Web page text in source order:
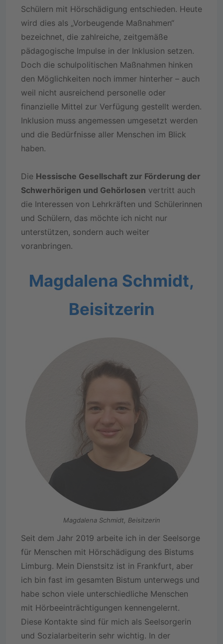
Schülern mit Hörschädigung entschieden. Heute
wird dies als „Vorbeugende Maßnahmen“
bezeichnet, die zahlreiche, zeitgemäße
pädagogische Impulse in der Inklusion setzen.
Doch die schulpolitischen Maßnahmen hinken
den Möglichkeiten noch immer hinterher – auch
weil nicht ausreichend personelle oder
finanzielle Mittel zur Verfügung gestellt werden.
Inklusion muss angemessen umgesetzt werden
und die Bedürfnisse aller Menschen im Blick
haben.
Die Hessische Gesellschaft zur Förderung der
Schwerhörigen und Gehörlosen vertritt auch
die Interessen von Lehrkräften und Schülerinnen
und Schülern, das möchte ich nicht nur
unterstützen, sondern auch weiter
voranbringen.
Magdalena Schmidt,
Beisitzerin
Magdalena Schmidt, Beisitzerin
Seit dem Jahr 2019 arbeite ich in der Seelsorge
für Menschen mit Hörschädigung des Bistums
Limburg. Mein Dienstsitz ist in Frankfurt, aber
ich bin fast im gesamten Bistum unterwegs und
habe schon viele unterschiedliche Menschen
mit Hörbeeinträchtigungen kennengelernt.
Diese Kontakte sind für mich als Seelsorgerin
und Sozialarbeiterin sehr wichtig. In der